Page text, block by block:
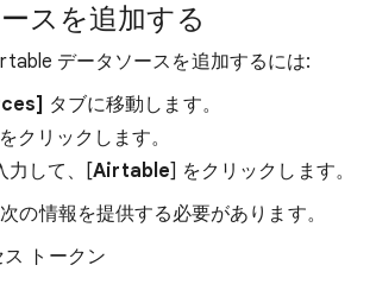
スを追加する
データソースを追加するには:
タブに移動します。
クリックします。
力して、[Airtable] をクリックします。
の情報を提供する必要があります。
トークン